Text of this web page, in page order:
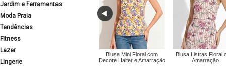
Jardim e Ferramentas
Moda Praia
Tendências
Fitness
Lazer
Lingerie
Blusa Mini Floral com
Decote Halter e Amarração
Blusa Listras Floral
Amarração